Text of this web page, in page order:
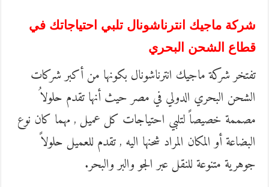
شركة ماجيك انترناشونال تلبي احتياجاتك في
قطاع الشحن البحري
تفتخر شركة ماجيك انترناشونال بكونها من أكبر شركات
الشحن البحري الدولي في مصر حيث أنها تقدم حلولاُ
مصممة خصيصاً لتلبي احتياجات كل عميل , مهما كان نوع
البضاعة أو المكان المراد شحنها اليه , تقدم للعميل حلولاً
جوهرية متنوعة للنقل عبر الجو والبر والبحر.